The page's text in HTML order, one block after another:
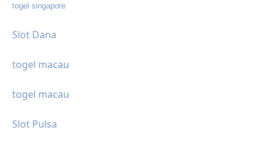
togel singapore
Slot Dana
togel macau
togel macau
Slot Pulsa